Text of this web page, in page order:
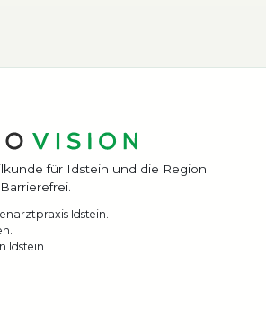
für Idstein und die Region.
Idstein.
Idstein